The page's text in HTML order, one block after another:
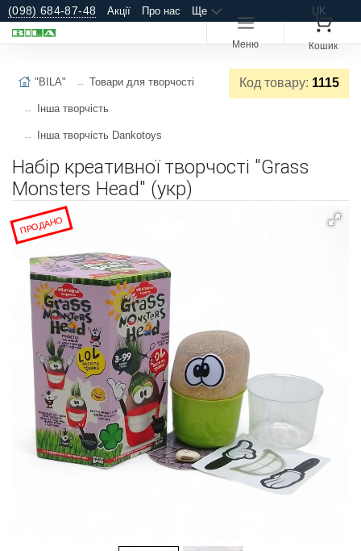
(098) 684-87-48 Акції Про нас Ще UK
Меню Кошик
Код товару: 1115
"BILA" Товари для творчості
Інша творчість
Інша творчість Dankotoys
Набір креативної творчості "Grass
Monsters Head" (укр)
ПРОДАНО